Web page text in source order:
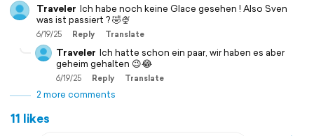
Traveler Ich habe noch keine Glace gesehen ! Also Sven
was ist passiert ? 🤣🍨
6/19/25 Reply Translate
Traveler Ich hatte schon ein paar, wir haben es aber
geheim gehalten 😉😂
6/19/25 Reply Translate
2 more comments
11 likes